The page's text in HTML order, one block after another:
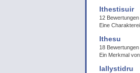
Ithestisuir
12
Eine
Ithesu
18
Ein Merkmal
Iallystidru